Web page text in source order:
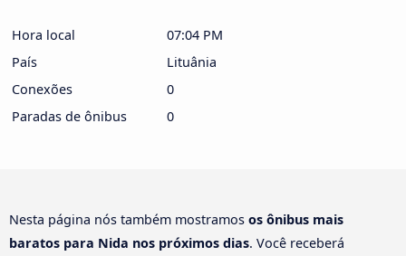
Hora local
07:04 PM
País
Lituânia
Conexões
0
Paradas de ônibus
0
Nesta página nós também mostramos os ônibus mais
baratos para Nida nos próximos dias. Você receberá